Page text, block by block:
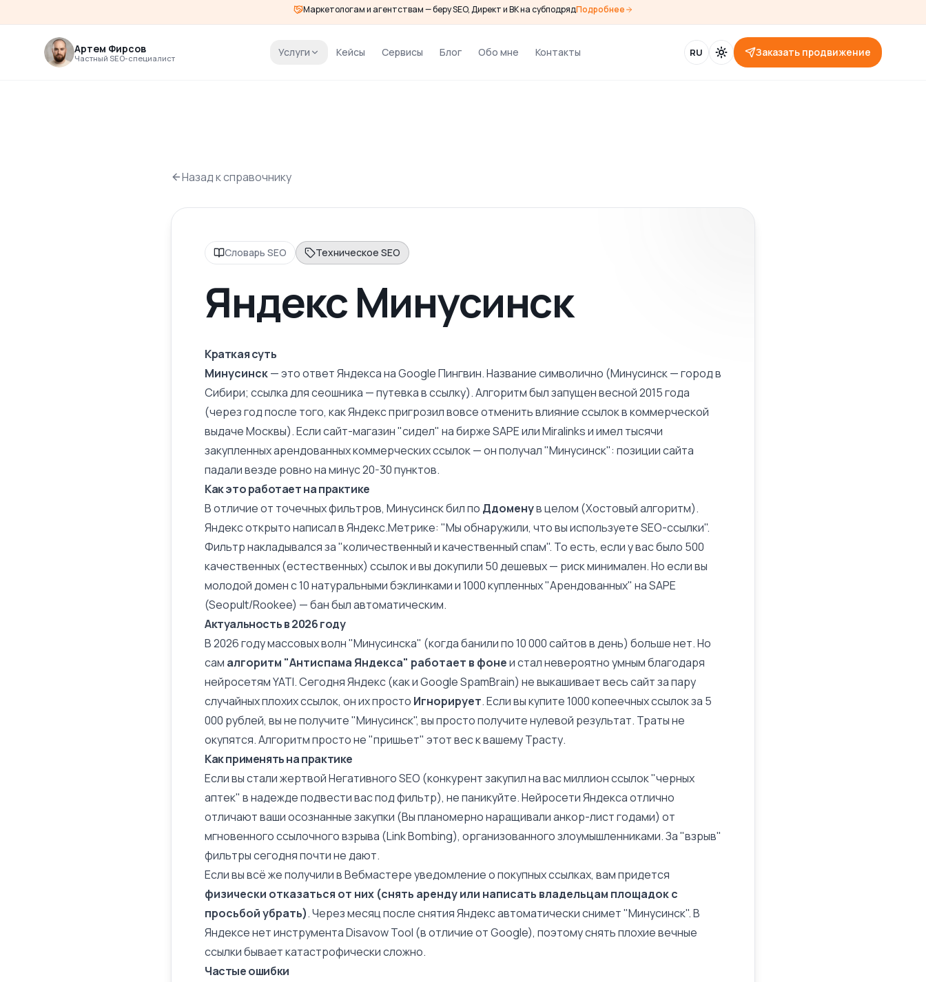
Маркетологам и агентствам — беру SEO, Директ и ВК на субподрядПодробнее
Артем Фирсов
Частный SEO-специалист Услуги Кейсы Сервисы Блог Обо мне Контакты RU Заказать продвижение
Назад к справочнику
Словарь SEO Техническое SEO
Яндекс Минусинск
Краткая суть
Минусинск— это ответ Яндекса наGoogle Пингвин. Название символично (Минусинск — город в
Сибири; ссылка для сеошника — путевка в ссылку). Алгоритм был запущен весной 2015 года
(через год после того, как Яндекс пригрозил вовсе отменить влияние ссылок в коммерческой
выдаче Москвы). Если сайт-магазин "сидел" на бирже SAPE илиMiralinksи имел тысячи
закупленных арендованных коммерческих ссылок — он получал "Минусинск": позиции сайта
падали везде ровно на минус 20-30 пунктов.
Как это работает на практике
В отличие от точечных фильтров, Минусинск бил по Ддоменув целом (Хостовый алгоритм).
Яндекс открыто написал в Яндекс.Метрике: "Мы обнаружили, что вы используете SEO-ссылки".
Фильтр накладывался за "количественный и качественный спам". То есть, если у вас было 500
качественных (естественных) ссылок и вы докупили 50 дешевых — риск минимален. Но если вы
молодой домен с 10 натуральными бэклинками и 1000 купленных "Арендованных" на SAPE
(Seopult/Rookee) — бан был автоматическим.
Актуальность в 2026 году
В 2026 году массовых волн "Минусинска" (когда банили по 10 000 сайтов в день) больше нет. Но
сам алгоритм "Антиспама Яндекса" работает в фонеи стал невероятно умным благодаря
нейросетям YATI. Сегодня Яндекс (как и Google SpamBrain) не выкашивает весь сайт за пару
случайных плохих ссылок, он их просто Игнорирует. Если вы купите 1000 копеечных ссылок за 5
000 рублей, вы не получите "Минусинск", вы просто получите нулевой результат. Траты не
окупятся. Алгоритм просто не "пришьет" этот вес к вашемуТрасту.
Как применять на практике
Если вы стали жертвой Негативного SEO (конкурент закупил на вас миллион ссылок "черных
аптек" в надежде подвести вас под фильтр), не паникуйте. Нейросети Яндекса отлично
отличают ваши осознанные закупки (Вы планомерно наращивалианкор-листгодами) от
мгновенного ссылочного взрыва (Link Bombing), организованного злоумышленниками. За "взрыв"
фильтры сегодня почти не дают.
Если вы всё же получили в Вебмастере уведомление о покупных ссылках, вам придется
физически отказаться от них (снять аренду или написать владельцам площадок с
просьбой убрать). Через месяц после снятия Яндекс автоматически снимет "Минусинск". В
Яндексе нет инструмента Disavow Tool (в отличие от Google), поэтому снять плохие вечные
ссылки бывает катастрофически сложно.
Частые ошибки